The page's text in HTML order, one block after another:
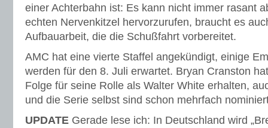
einer Achterbahn ist: Es kann nicht immer rasant
echten Nervenkitzel hervorzurufen, braucht es
Aufbauarbeit, die die Schußfahrt vorbereitet.
AMC hat eine vierte Staffel angekündigt, einige
werden für den 8. Juli erwartet. Bryan Cranston
Folge für seine Rolle als Walter White erhalten,
und die Serie selbst sind schon mehrfach
UPDATE Gerade lese ich: In Deutschland wird